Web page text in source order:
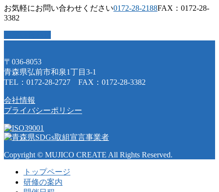
お気軽にお問い合わせください0172-28-2188FAX：0172-28-
3382
〒036-8053
青森県弘前市和泉1丁目3-1
TEL：0172-28-2727 FAX：0172-28-3382
会社情報
プライバシーポリシー
Copyright © MUJICO CREATE All Rights Reserved.
トップページ
研修の案内